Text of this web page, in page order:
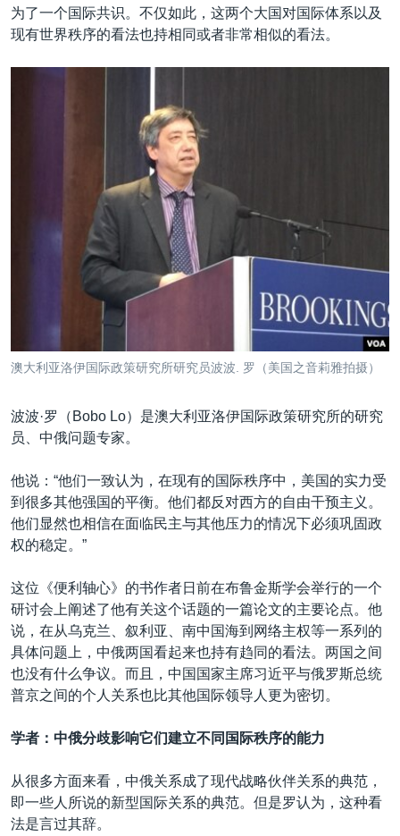
为了一个国际共识。不仅如此，这两个大国对国际体系以及
现有世界秩序的看法也持相同或者非常相似的看法。
澳大利亚洛伊国际政策研究所研究员波波. 罗（美国之音莉雅拍摄）
波波·罗（Bobo Lo）是澳大利亚洛伊国际政策研究所的研究
员、中俄问题专家。
他说：“他们一致认为，在现有的国际秩序中，美国的实力受
到很多其他强国的平衡。他们都反对西方的自由干预主义。
他们显然也相信在面临民主与其他压力的情况下必须巩固政
权的稳定。”
这位《便利轴心》的书作者日前在布鲁金斯学会举行的一个
研讨会上阐述了他有关这个话题的一篇论文的主要论点。他
说，在从乌克兰、叙利亚、南中国海到网络主权等一系列的
具体问题上，中俄两国看起来也持有趋同的看法。两国之间
也没有什么争议。而且，中国国家主席习近平与俄罗斯总统
普京之间的个人关系也比其他国际领导人更为密切。
学者：中俄分歧影响它们建立不同国际秩序的能力
从很多方面来看，中俄关系成了现代战略伙伴关系的典范，
即一些人所说的新型国际关系的典范。但是罗认为，这种看
法是言过其辞。